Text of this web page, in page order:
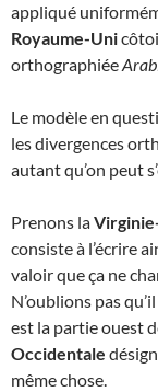
appliqué
Royaume-Uni
orthographiée
Le modèle en
les divergences
autant qu’on peut
Prenons la
consiste à l’écrire
valoir que ça ne
N’oublions pas
est la partie ouest
Occidentale
même chose.